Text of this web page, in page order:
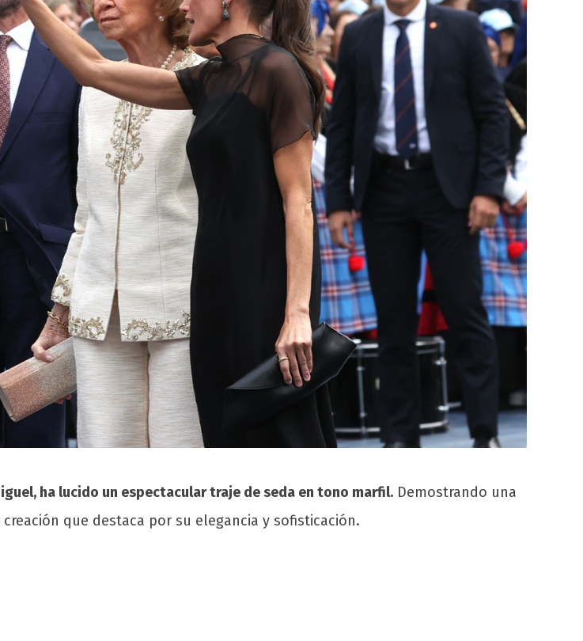
ha lucido un espectacular traje de seda en tono marfil. Demostrando una
que destaca por su elegancia y sofisticación.